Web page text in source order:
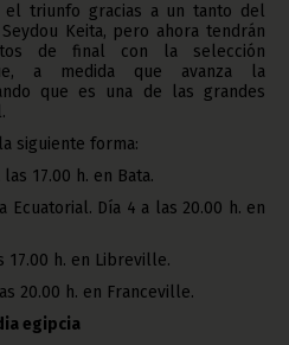
el triunfo gracias a un tanto del
Keita, pero ahora tendrán
de final con la selección
a medida que avanza la
que es una de las grandes
siguiente forma:
17.00 h. en Bata.
Ecuatorial. Día 4 a las 20.00 h. en
17.00 h. en Libreville.
20.00 h. en Franceville.
egipcia